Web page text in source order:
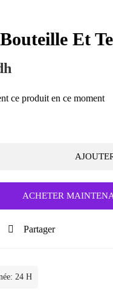
Et
ce produit en ce moment
ACHETER
Partager
24 H